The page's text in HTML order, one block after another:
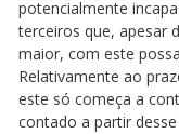
potencialmente
terceiros que, apesar
maior, com este
Relativamente ao
este só começa a
contado a partir